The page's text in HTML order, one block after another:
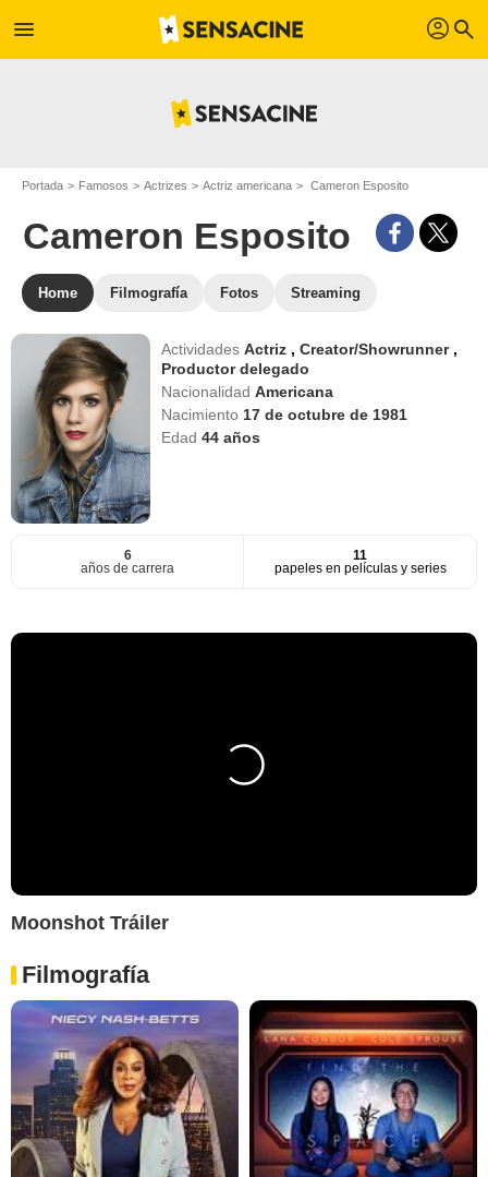
menu profil search
Portada Famosos Actrizes Actriz americana Cameron Esposito
Cameron Esposito
Home Filmografía Fotos Streaming
ActividadesActriz ,Creator/Showrunner ,
Productor delegado
NacionalidadAmericana
Nacimiento 17 de octubre de 1981
Edad44 años
6
años de carrera
11
papeles en películas y series
Moonshot Tráiler
Filmografía